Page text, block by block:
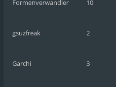
Formenverwandler 10
gsuzfreak 2
Garchi 3